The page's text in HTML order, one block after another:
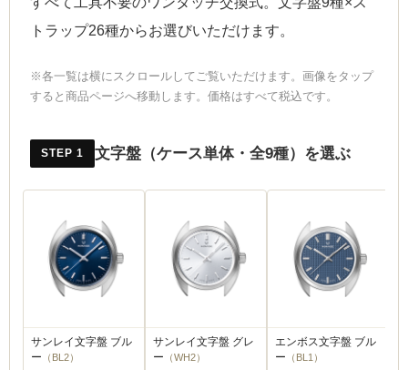
トラップ26種からお選びいただけます。
※各一覧は横にスクロールしてご覧いただけます。画像をタップ
すると商品ページへ移動します。価格はすべて税込です。
STEP 1 文字盤（ケース単体・全9種）を選ぶ
サンレイ文字盤 ブル
ー （BL2）
サンレイ文字盤 グレ
ー （WH2）
エンボス文字盤 ブル
ー （BL1）